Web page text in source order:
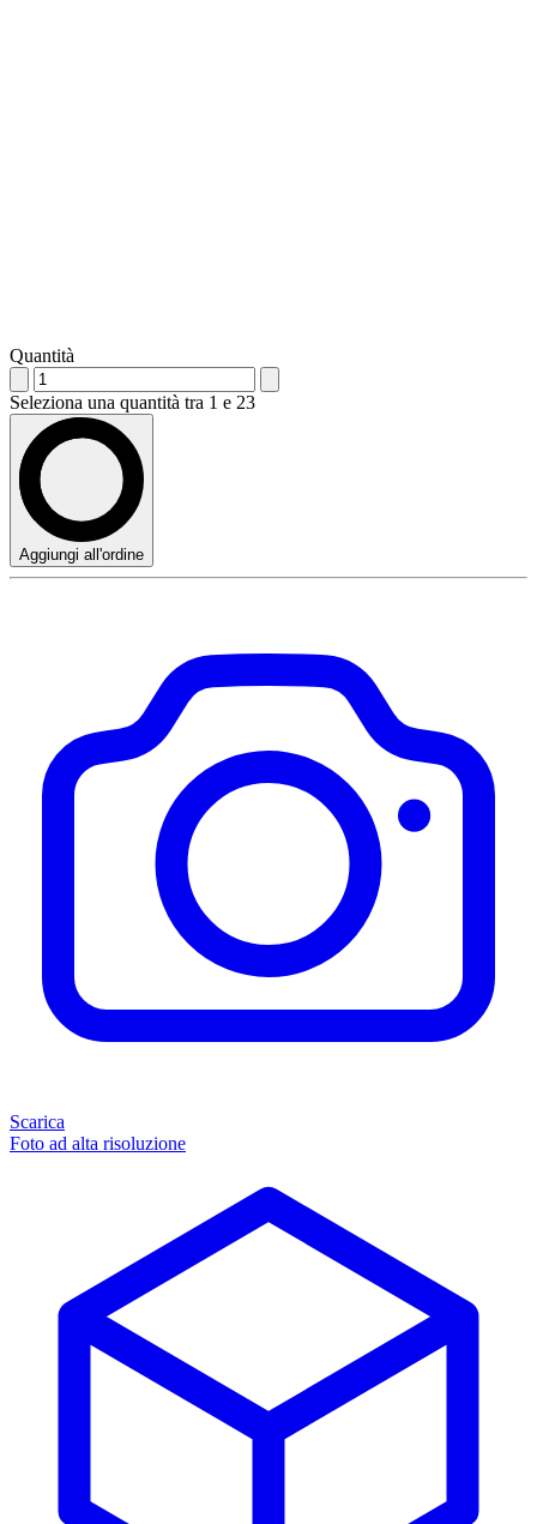
Quantità
Seleziona una quantità tra 1 e 23
Aggiungi all'ordine
Scarica
Foto ad alta risoluzione